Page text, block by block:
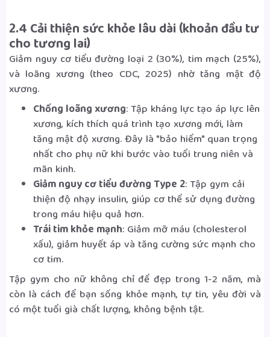
2.4 Cải thiện sức khỏe lâu dài (khoản đầu tư
cho tương lai)
Giảm nguy cơ tiểu đường loại 2 (30%), tim mạch (25%),
và loãng xương (theo CDC, 2025) nhờ tăng mật độ
xương.
Chống loãng xương: Tập kháng lực tạo áp lực lên
xương, kích thích quá trình tạo xương mới, làm
tăng mật độ xương. Đây là "bảo hiểm" quan trọng
nhất cho phụ nữ khi bước vào tuổi trung niên và
mãn kinh.
Giảm nguy cơ tiểu đường Type 2: Tập gym cải
thiện độ nhạy insulin, giúp cơ thể sử dụng đường
trong máu hiệu quả hơn.
Trái tim khỏe mạnh: Giảm mỡ máu (cholesterol
xấu), giảm huyết áp và tăng cường sức mạnh cho
cơ tim.
Tập gym cho nữ không chỉ để đẹp trong 1-2 năm, mà
còn là cách để bạn sống khỏe mạnh, tự tin, yêu đời và
có một tuổi già chất lượng, không bệnh tật.